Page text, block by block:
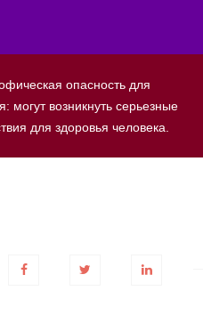
опасность для
могут возникнуть серьезные
для здоровья человека.